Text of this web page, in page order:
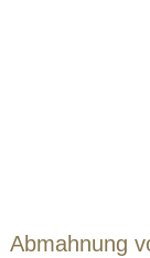
Abmahnung